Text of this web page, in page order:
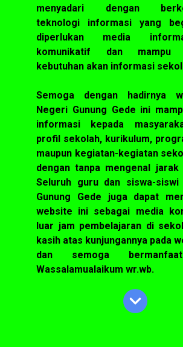
menyadari dengan
teknologi informasi yang
diperlukan media
komunikatif dan mampu
kebutuhan akan informasi
Semoga dengan hadirnya
Negeri Gunung Gede ini
informasi kepada
profil sekolah, kurikulum,
maupun kegiatan-kegiatan
dengan tanpa mengenal jarak
Seluruh guru dan siswa-
Gunung Gede juga dapat
website ini sebagai media
luar jam pembelajaran di
kasih atas kunjungannya pada
dan semoga
Wassalamualaikum wr.wb.